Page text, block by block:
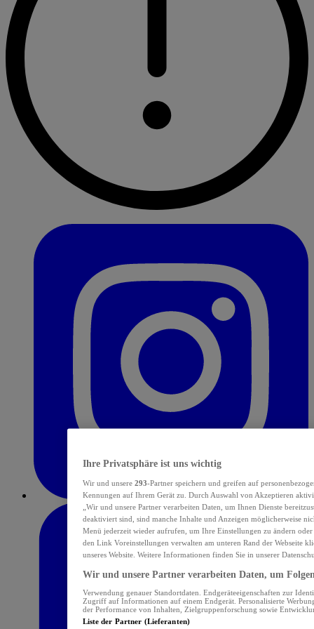
Ihre Privatsphäre ist uns wichtig
Wir und unsere 293-Partner speichern und greifen auf
Kennungen auf Ihrem Gerät zu. Durch Auswahl von Akzeptieren
„Wir und unsere Partner verarbeiten Daten, um Ihnen Dienste
deaktiviert sind, sind manche Inhalte und Anzeigen möglicherweise
Menü jederzeit wieder aufrufen, um Ihre Einstellungen zu ändern
den Link Voreinstellungen verwalten am unteren Rand der Webseite
unseres Website. Weitere Informationen finden Sie in unserer
Wir und unsere Partner verarbeiten Daten, um
Verwendung genauer Standortdaten. Endgeräteeigenschaften zur
Zugriff auf Informationen auf einem Endgerät. Personalisierte
der Performance von Inhalten, Zielgruppenforschung sowie
Liste der Partner (Lieferanten)